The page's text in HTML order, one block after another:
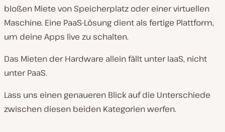
bloßen Miete von Speicherplatz oder einer virtuellen
Maschine. Eine PaaS-Lösung dient als fertige Plattform,
um deine Apps live zu schalten.
Das Mieten der Hardware allein fällt unter IaaS, nicht
unter PaaS.
Lass uns einen genaueren Blick auf die Unterschiede
zwischen diesen beiden Kategorien werfen.